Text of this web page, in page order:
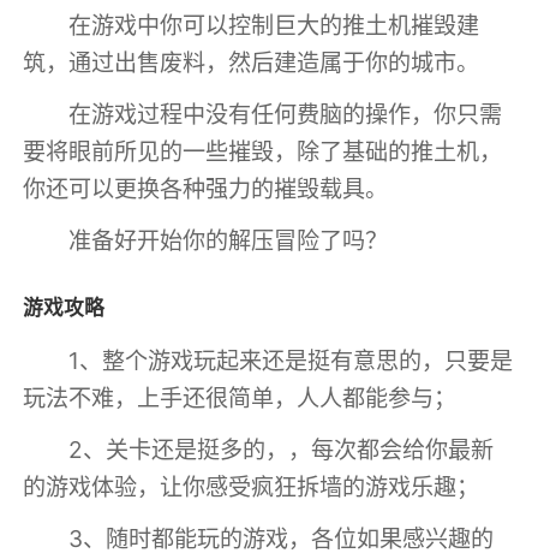
在游戏中你可以控制巨大的推土机摧毁建
筑，通过出售废料，然后建造属于你的城市。
在游戏过程中没有任何费脑的操作，你只需
要将眼前所见的一些摧毁，除了基础的推土机，
你还可以更换各种强力的摧毁载具。
准备好开始你的解压冒险了吗？
游戏攻略
1、整个游戏玩起来还是挺有意思的，只要是
玩法不难，上手还很简单，人人都能参与；
2、关卡还是挺多的，，每次都会给你最新
的游戏体验，让你感受疯狂拆墙的游戏乐趣；
3、随时都能玩的游戏，各位如果感兴趣的